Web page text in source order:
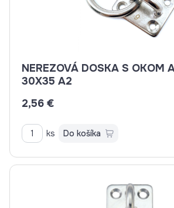
NEREZOVÁ DOSKA S OKOM
30X35 A2
2,56 €
ks Do košíka